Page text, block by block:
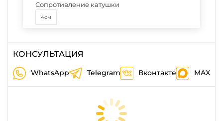
Сопротивление катушки
4ом
КОНСУЛЬТАЦИЯ
WhatsApp Telegram Вконтакте MAX